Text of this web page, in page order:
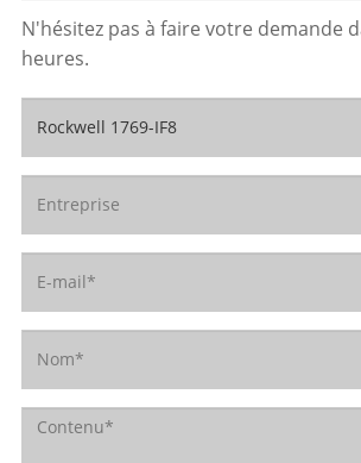
N'hésitez pas à faire votre demande
heures.